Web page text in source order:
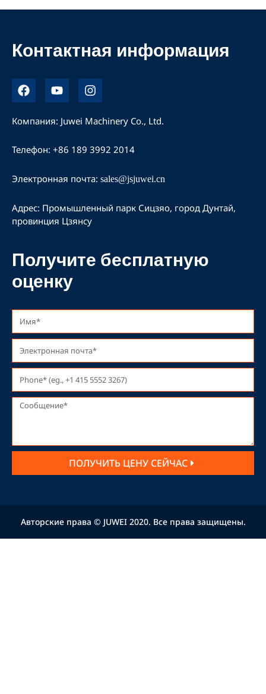
Контактная информация
Ф
е
й
с
к
Ю
т
у
б
И
н
с
т
г
р
м
Компания: Juwei Machinery Co., Ltd.
Телефон: +86 189 3992 2014
Электронная почта: sales@jsjuwei.cn
Адрес: Промышленный парк Сицзяо, город Дунтай,
провинция Цзянсу
Получите бесплатную
оценку
ПОЛУЧИТЬ ЦЕНУ СЕЙЧАС
Авторские права © JUWEI 2020. Все права защищены.